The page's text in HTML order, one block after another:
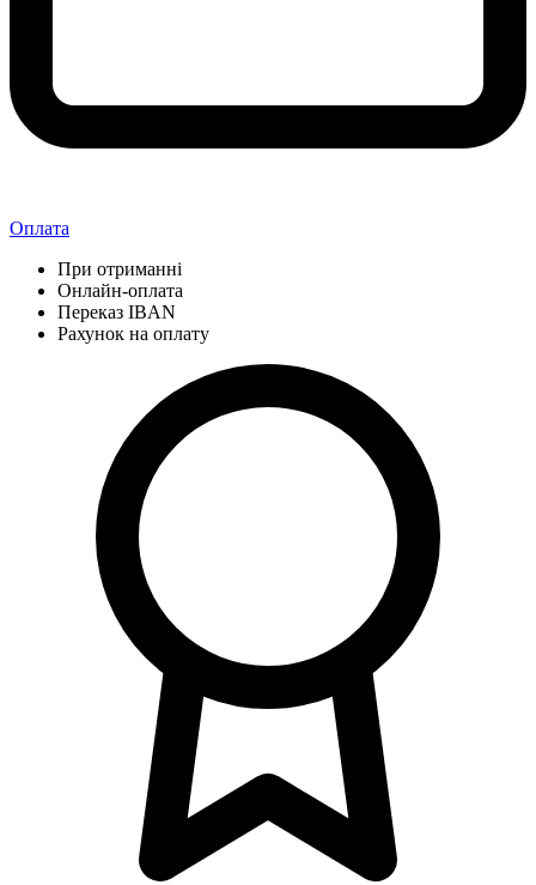
Оплата
При отриманні
Онлайн-оплата
Переказ IBAN
Рахунок на оплату